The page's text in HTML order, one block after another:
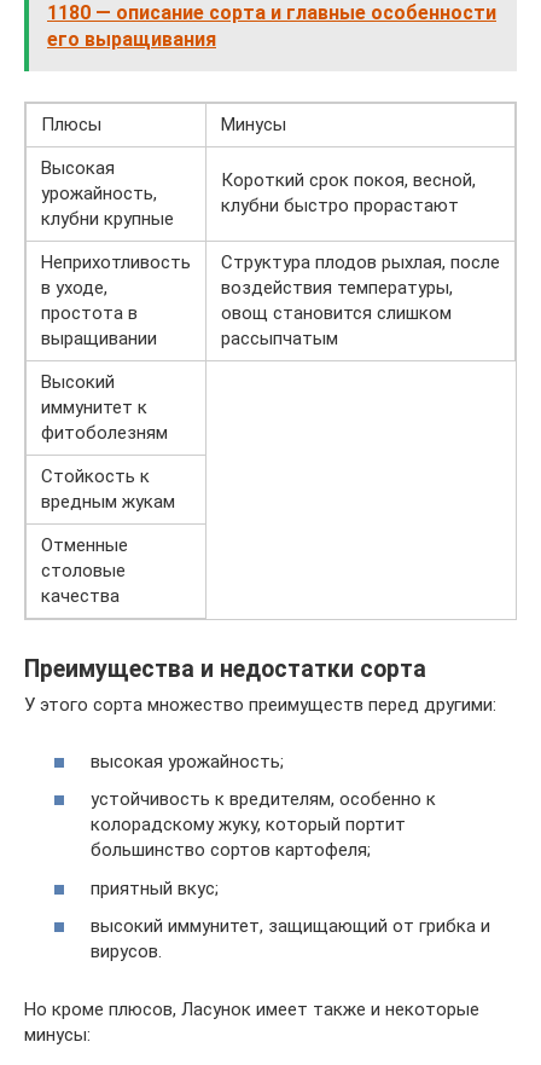
1180 — описание сорта и главные особенности
его выращивания
Плюсы
Минусы
Высокая
урожайность,
клубни крупные
Короткий срок покоя, весной,
клубни быстро прорастают
Неприхотливость
в уходе,
простота в
выращивании
Структура плодов рыхлая, после
воздействия температуры,
овощ становится слишком
рассыпчатым
Высокий
иммунитет к
фитоболезням
Стойкость к
вредным жукам
Отменные
столовые
качества
Преимущества и недостатки сорта
У этого сорта множество преимуществ перед другими:
высокая урожайность;
устойчивость к вредителям, особенно к
колорадскому жуку, который портит
большинство сортов картофеля;
приятный вкус;
высокий иммунитет, защищающий от грибка и
вирусов.
Но кроме плюсов, Ласунок имеет также и некоторые
минусы: